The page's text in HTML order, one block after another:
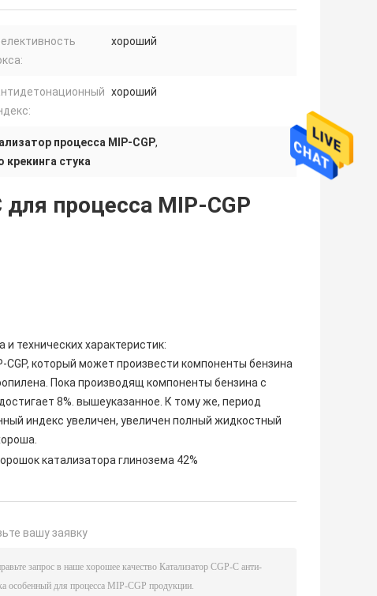
хороший
хороший
процесса MIP-CGP,
крекинга стука
процесса MIP-CGP
технических характеристик:
CGP, который может произвести компоненты бензина
Пока производящ компоненты бензина с
8%. вышеуказанное. К тому же, период
индекс увеличен, увеличен полный жидкостный
катализатора глинозема 42%
вашу заявку